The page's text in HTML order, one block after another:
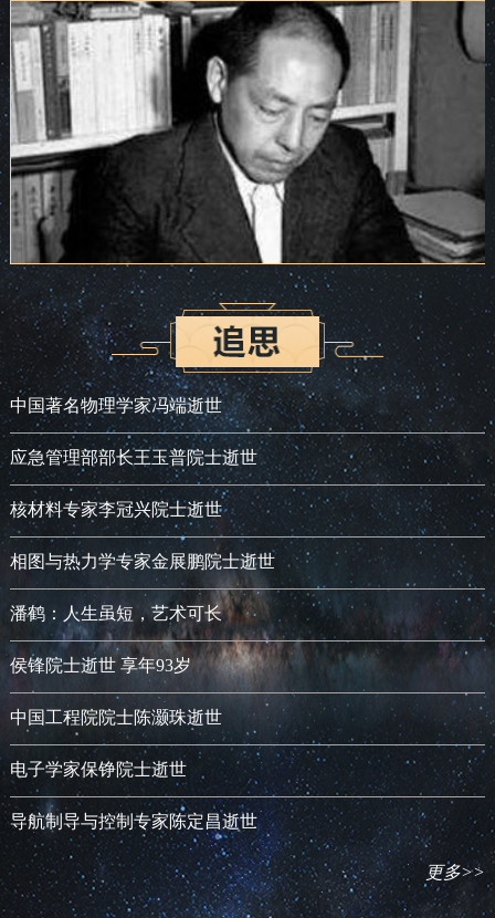
中国著名物理学家冯端逝世
应急管理部部长王玉普院士逝世
核材料专家李冠兴院士逝世
相图与热力学专家金展鹏院士逝世
潘鹤：人生虽短，艺术可长
侯锋院士逝世 享年93岁
中国工程院院士陈灏珠逝世
电子学家保铮院士逝世
导航制导与控制专家陈定昌逝世
更多>>